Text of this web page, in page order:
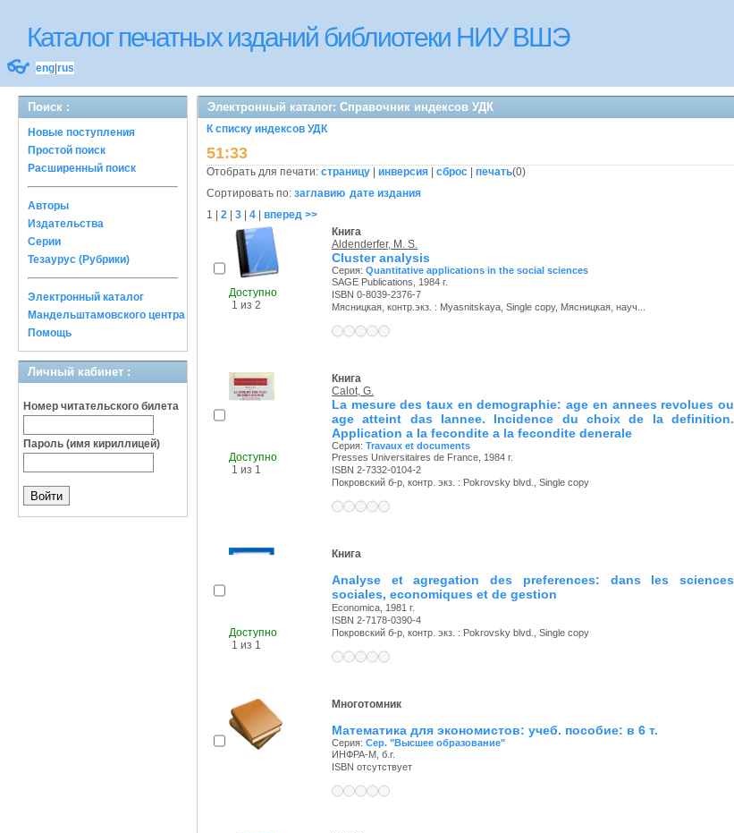
Каталог печатных изданий библиотеки НИУ ВШЭ
👓 eng rus
Поиск :
Новые поступления
Простой поиск
Расширенный поиск
Авторы
Издательства
Серии
Тезаурус (Рубрики)
Электронный каталог
Мандельштамовского центра
Помощь
Личный кабинет :
Номер читательского билета
Пароль (имя кириллицей)
Электронный каталог: Справочник индексов УДК
К списку индексов УДК
51:33
Отобрать для печати: страницу инверсия сброс печать(0)
Сортировать по: заглавию дате издания
1
2 3 4 вперед >>
Доступно
1 из 2
Книга
Aldenderfer, M. S.
Cluster analysis
Серия: Quantitative applications in the social sciences
SAGE Publications, 1984 г.
ISBN 0-8039-2376-7
Мясницкая, контр.экз. : Myasnitskaya, Single copy, Мясницкая, науч...
Доступно
1 из 1
Книга
Calot, G.
La mesure des taux en demographie: age en annees revolues ou
age atteint das lannee. Incidence du choix de la definition.
Application a la fecondite a la fecondite denerale
Серия: Travaux et documents
Presses Universitaires de France, 1984 г.
ISBN 2-7332-0104-2
Покровский б-р, контр. экз. : Pokrovsky blvd., Single copy
Доступно
1 из 1
Книга
Analyse et agregation des preferences: dans les sciences
sociales, economiques et de gestion
Economica, 1981 г.
ISBN 2-7178-0390-4
Покровский б-р, контр. экз. : Pokrovsky blvd., Single copy
Многотомник
Математика для экономистов: учеб. пособие: в 6 т.
Серия: Сер. "Высшее образование"
ИНФРА-М, б.г.
ISBN отсутствует